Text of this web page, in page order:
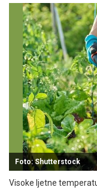
Foto: Shutterstock
Visoke ljetne